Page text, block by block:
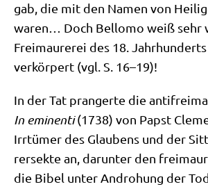
gab, die mit den Namen von
waren… Doch Bel­lo­mo weiß sehr
Frei­mau­re­rei des 18.
ver­kör­pert (vgl. S. 16–19)!
In der Tat pran­ger­te die
In emi­nen­ti(1738) von Papst
Irr­tü­mer des Glau­bens und der
rer­sek­te an, dar­un­ter den
die Bibel unter Andro­hung der